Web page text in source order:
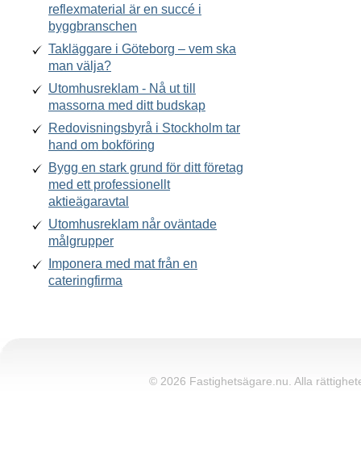
reflexmaterial är en succé i
byggbranschen
Takläggare i Göteborg – vem ska
man välja?
Utomhusreklam - Nå ut till
massorna med ditt budskap
Redovisningsbyrå i Stockholm tar
hand om bokföring
Bygg en stark grund för ditt företag
med ett professionellt
aktieägaravtal
Utomhusreklam når oväntade
målgrupper
Imponera med mat från en
cateringfirma
© 2026 Fastighetsägare.nu. Alla